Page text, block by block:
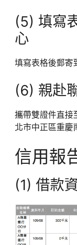
(5) 填寫
心
填寫表格後郵寄
(6) 親赴
攜帶雙證件直接
北市中正區重慶
信用報
(1) 借款